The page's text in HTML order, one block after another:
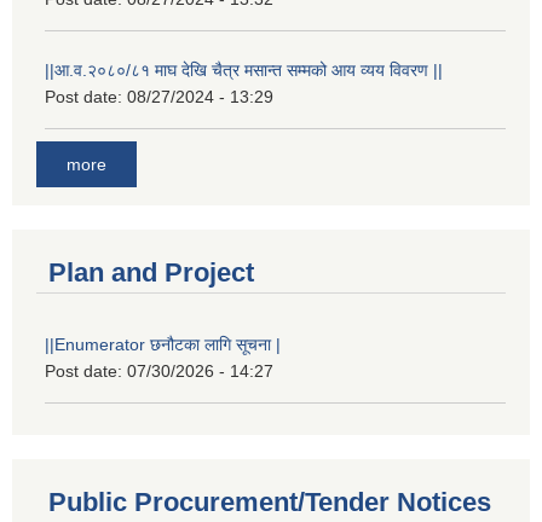
||आ.व.२०८०/८१ माघ देखि चैत्र मसान्त सम्मको आय व्यय विवरण ||
Post date: 08/27/2024 - 13:29
more
Plan and Project
||Enumerator छनौटका लागि सूचना |
Post date: 07/30/2026 - 14:27
Public Procurement/Tender Notices